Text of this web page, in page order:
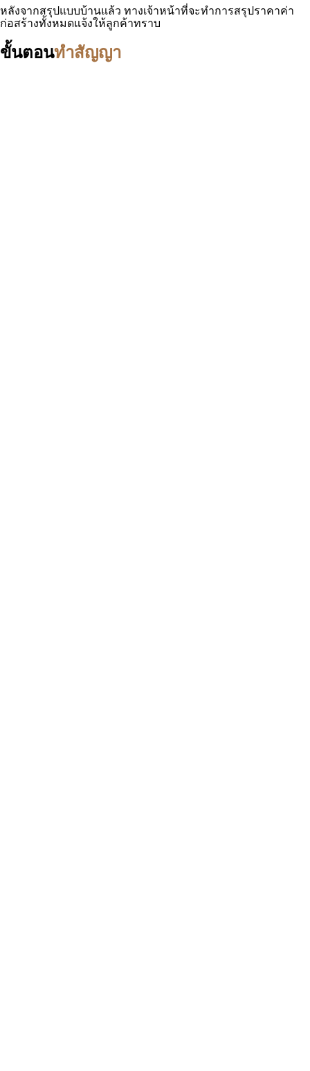
หลังจากสรุปแบบบ้านแล้ว ทางเจ้าหน้าที่จะทำการสรุปราคาค่า
ก่อสร้างทั้งหมดแจ้งให้ลูกค้าทราบ
ขั้นตอนทำสัญญา